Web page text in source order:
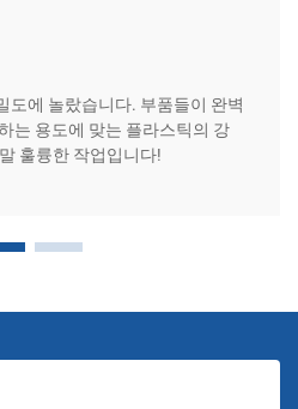
도에 놀랐습니다. 부품들이 완벽
는 용도에 맞는 플라스틱의 강
훌륭한 작업입니다!